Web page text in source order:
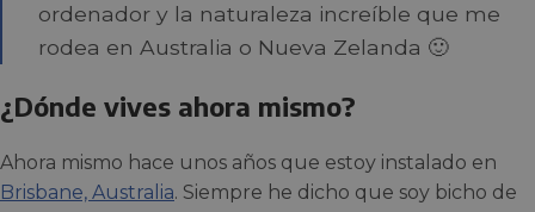
ordenador y la naturaleza increíble que me
rodea en Australia o Nueva Zelanda 🙂
¿Dónde vives ahora mismo?
Ahora mismo hace unos años que estoy instalado en
Brisbane, Australia. Siempre he dicho que soy bicho de